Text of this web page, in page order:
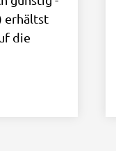
erhältst
die